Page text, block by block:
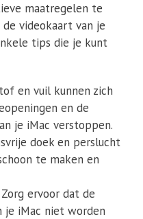
maatregelen te
videokaart van je
tips die je kunt
en vuil kunnen zich
en de
je iMac verstoppen.
doek en perslucht
te maken en
Zorg ervoor dat de
je iMac niet worden